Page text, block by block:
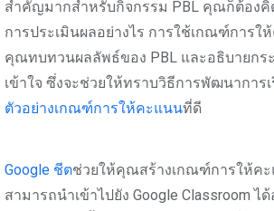
สำคัญมากสำหรับกิจกรรม PBL คุณก็ต้องคิ
การประเมินผลอย่างไร การใช้เกณฑ์การใ
คุณทบทวนผลลัพธ์ของ PBL และอธิบายกร
เข้าใจ ซึ่งจะช่วยให้ทราบวิธีการพัฒนาการ
ตัวอย่างเกณฑ์การให้คะแนนที่ดี
Google ชีตช่วยให้คุณสร้างเกณฑ์การให้คะ
สามารถนำเข้าไปยัง Google Classroom ไ